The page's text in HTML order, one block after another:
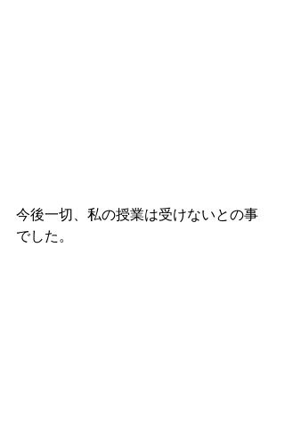
今後一切、私の授業は受けないとの事
でした。